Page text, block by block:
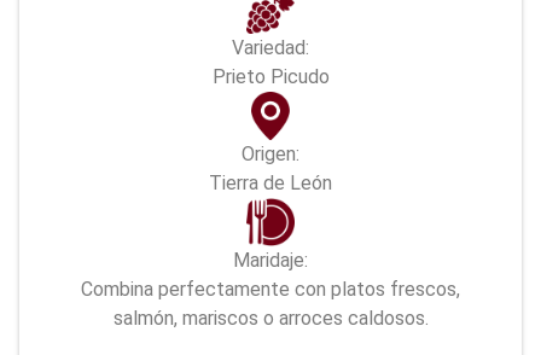
Variedad:
Prieto Picudo
Origen:
Tierra de León
Maridaje:
Combina perfectamente con platos frescos,
salmón, mariscos o arroces caldosos.